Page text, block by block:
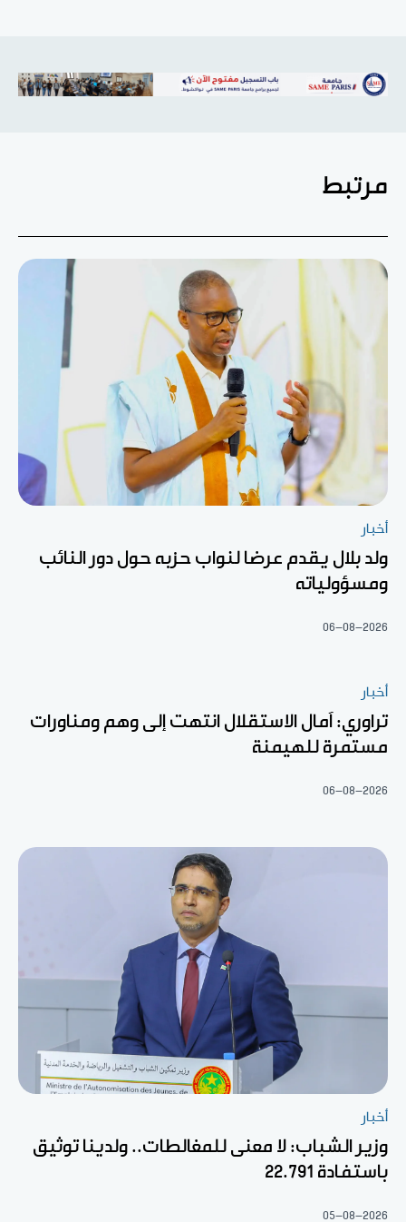
مرتبط
أخبار
ولد بلال يقدم عرضا لنواب حزبه حول دور النائب
ومسؤولياته
06-08-2026
أخبار
تراوري: آمال الاستقلال انتهت إلى وهم ومناورات
مستمرة للهيمنة
06-08-2026
أخبار
وزير الشباب: لا معنى للمغالطات.. ولدينا توثيق
باستفادة 22.791
05-08-2026